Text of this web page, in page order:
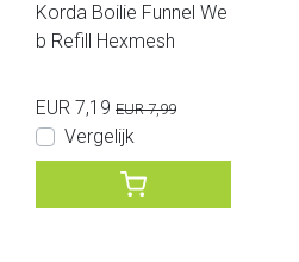
Korda Boilie Funnel We
b Refill Hexmesh
EUR 7,19 EUR 7,99
Vergelijk